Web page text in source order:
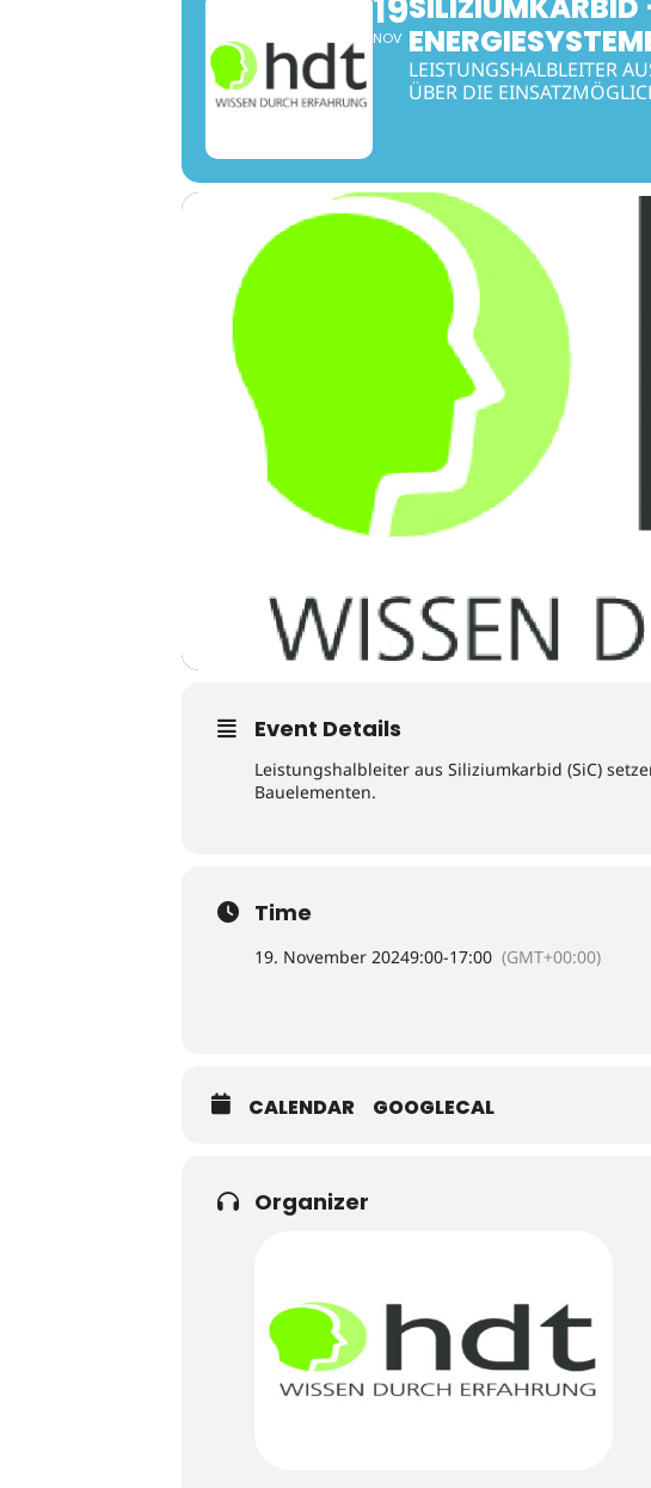
19
NOV
LEISTUNGSHALBLEITER
BER DIE
Event Details
Leistungshalbleiter aus Siliziumkarbid (SiC)
Bauelementen.
Time
19. November 20249:00-17:00 (GMT+00:00)
CALENDAR GOOGLECAL
Organizer